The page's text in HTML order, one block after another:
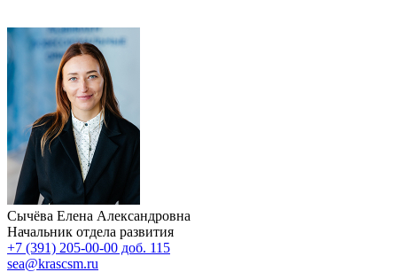
Сычёва Елена Александровна
Начальник отдела развития
+7 (391) 205-00-00 доб. 115
sea@krascsm.ru